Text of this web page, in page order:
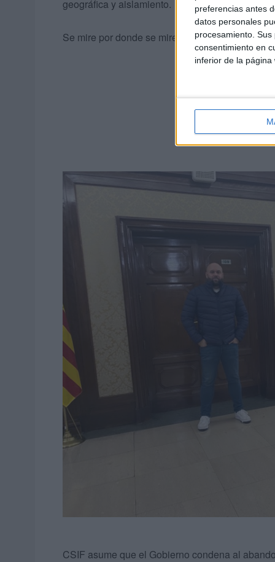
preferencias antes
datos personales
procesamiento.
consentimiento en
inferior de la página
geográfica y aislamiento.
Se mire por donde se mire, Ceuta y Melilla,
CSIF asume que el Gobierno condena al